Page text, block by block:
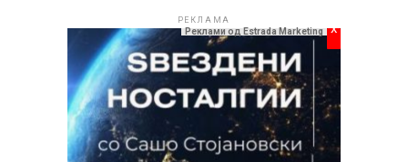
Стефанија не ја крие својата благодарност за оваа
соработка и со искрени зборови вели: „Сакам да
упатам едно огромно благодарам до човекот кој
успеа да ме претстави како бисер пред
РЕКЛАМА
Реклами од Estrada Marketing x